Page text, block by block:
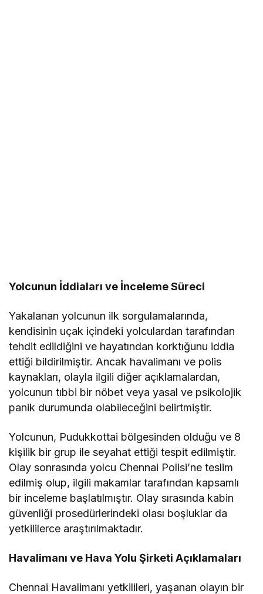
Yolcunun İddiaları ve İnceleme Süreci
Yakalanan yolcunun ilk sorgulamalarında,
kendisinin uçak içindeki yolculardan tarafından
tehdit edildiğini ve hayatından korktığunu iddia
ettiği bildirilmiştir. Ancak havalimanı ve polis
kaynakları, olayla ilgili diğer açıklamalardan,
yolcunun tıbbi bir nöbet veya yasal ve psikolojik
panik durumunda olabileceğini belirtmiştir.
Yolcunun, Pudukkottai bölgesinden olduğu ve 8
kişilik bir grup ile seyahat ettiği tespit edilmiştir.
Olay sonrasında yolcu Chennai Polisi’ne teslim
edilmiş olup, ilgili makamlar tarafından kapsamlı
bir inceleme başlatılmıştır. Olay sırasında kabin
güvenliği prosedürlerindeki olası boşluklar da
yetkililerce araştırılmaktadır.
Havalimanı ve Hava Yolu Şirketi Açıklamaları
Chennai Havalimanı yetkilileri, yaşanan olayın bir